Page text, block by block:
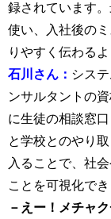
録されています
使い、入社後の
りやすく伝わる
石川さん： シス
ンサルタントの
に生徒の相談窓
と学校とのやり
入ることで、社
ことを可視化で
－えー！メチャ